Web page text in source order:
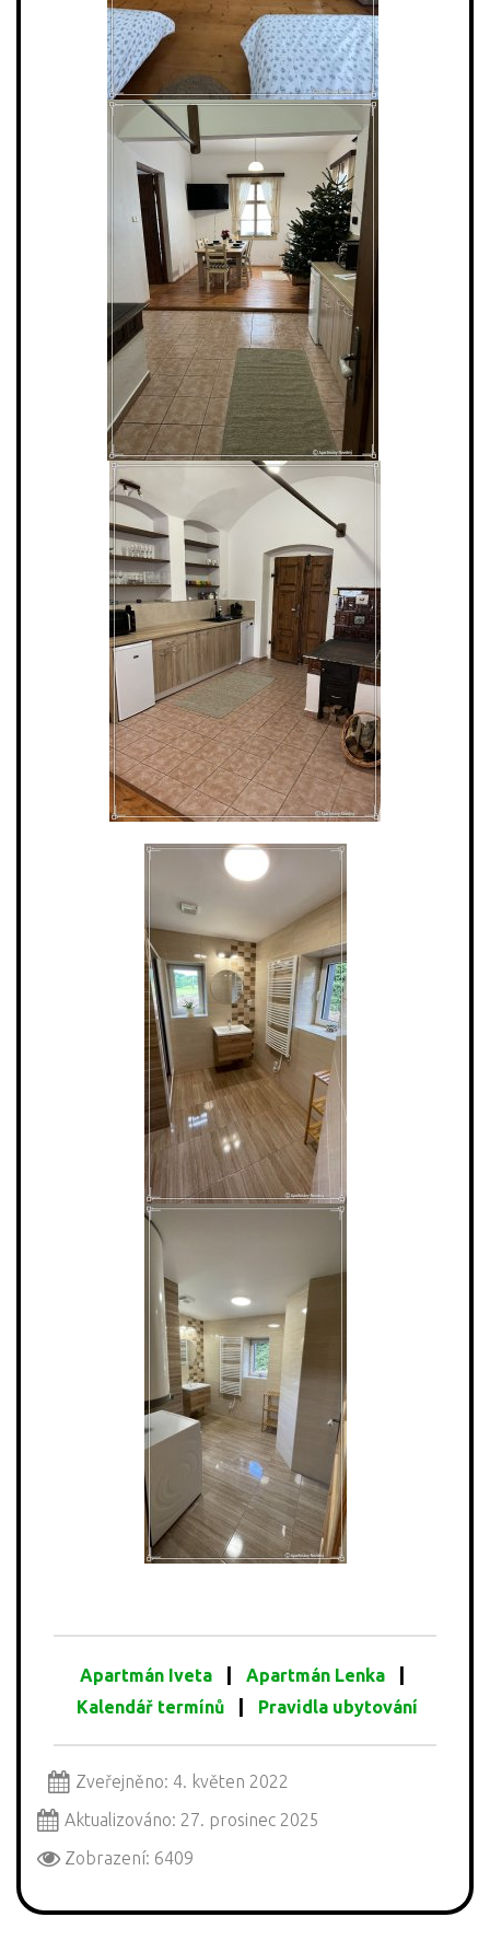
Apartmán Iveta | Apartmán Lenka |
Kalendář termínů | Pravidla ubytování
Zveřejněno: 4. květen 2022
Aktualizováno: 27. prosinec 2025
Zobrazení: 6409